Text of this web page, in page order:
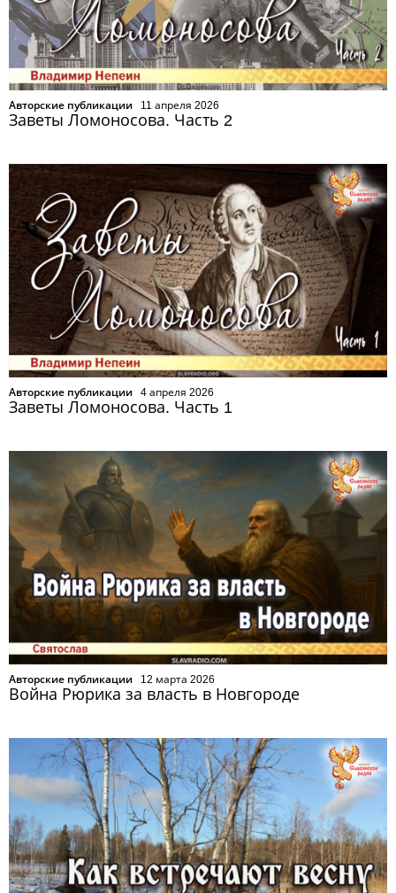
Авторские публикации 11 апреля 2026
Заветы Ломоносова. Часть 2
Авторские публикации 4 апреля 2026
Заветы Ломоносова. Часть 1
Авторские публикации 12 марта 2026
Война Рюрика за власть в Новгороде